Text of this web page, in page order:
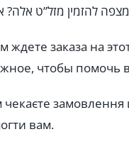
ждете заказа на
чтобы помочь
вам.